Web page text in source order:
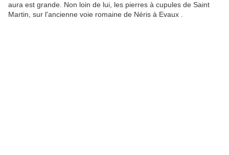
aura est grande. Non loin de lui, les pierres à cupules de Saint
Martin, sur l'ancienne voie romaine de Néris à Evaux .